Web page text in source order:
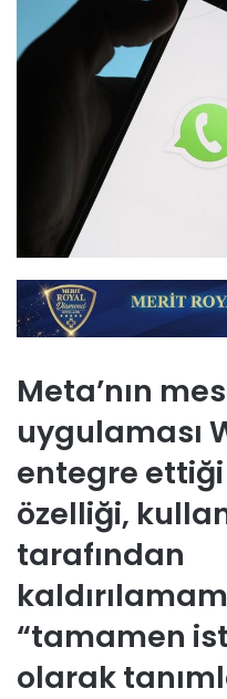
Meta’nın
uygulaması
entegre
özelliği,
tarafından
“tamamen
olarak